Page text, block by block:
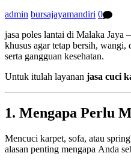
admin bursajayamandiri 0
jasa poles lantai di Malaka Jaya
khusus agar tetap bersih,
serta gangguan kesehatan.
Untuk itulah layanan jasa cuci
1. Mengapa Perlu
Mencuci karpet, sofa, atau
alasan penting mengapa Anda